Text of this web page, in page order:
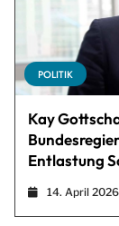
POLITIK
Kay
Entlastung
14. April 2026